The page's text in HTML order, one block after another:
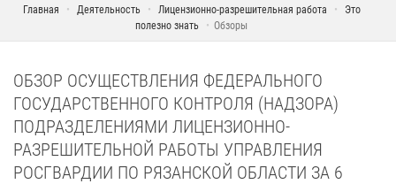
Главная Деятельность Лицензионно-разрешительная работа
Это
полезно знать
Обзоры
ОБЗОР ОСУЩЕСТВЛЕНИЯ ФЕДЕРАЛЬНОГО
ГОСУДАРСТВЕННОГО КОНТРОЛЯ (НАДЗОРА)
ПОДРАЗДЕЛЕНИЯМИ ЛИЦЕНЗИОННО-
РАЗРЕШИТЕЛЬНОЙ РАБОТЫ УПРАВЛЕНИЯ
РОСГВАРДИИ ПО РЯЗАНСКОЙ ОБЛАСТИ ЗА 6